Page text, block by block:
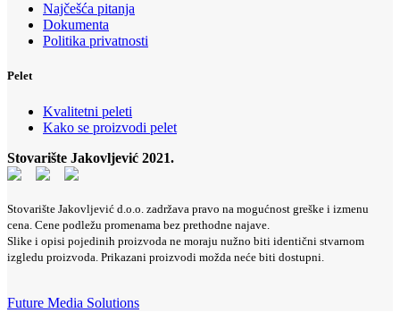
Najčešća pitanja
Dokumenta
Politika privatnosti
Pelet
Kvalitetni peleti
Kako se proizvodi pelet
Stovarište Jakovljević 2021.
Stovarište Jakovljević d.o.o. zadržava pravo na mogućnost greške i izmenu
cena. Cene podležu promenama bez prethodne najave.
Slike i opisi pojedinih proizvoda ne moraju nužno biti identični stvarnom
izgledu proizvoda. Prikazani proizvodi možda neće biti dostupni.
Future Media Solutions